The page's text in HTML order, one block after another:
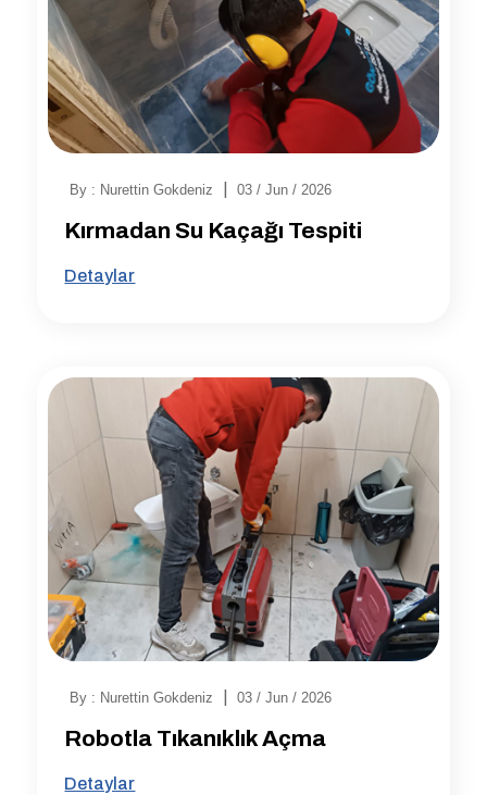
By : Nurettin Gokdeniz 03 / Jun / 2026
Kırmadan Su Kaçağı Tespiti
Detaylar
By : Nurettin Gokdeniz 03 / Jun / 2026
Robotla Tıkanıklık Açma
Detaylar